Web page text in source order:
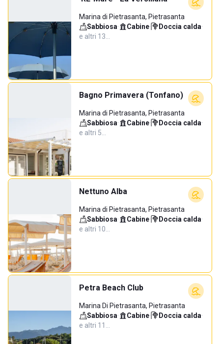
Marina di Pietrasanta, Pietrasanta
Sabbiosa· Cabine· Doccia calda·
e altri 13…
Bagno Primavera (Tonfano)
Marina di Pietrasanta, Pietrasanta
Sabbiosa· Cabine· Doccia calda·
e altri 5…
Nettuno Alba
Marina di Pietrasanta, Pietrasanta
Sabbiosa· Cabine· Doccia calda·
e altri 10…
Petra Beach Club
Marina Di Pietrasanta, Pietrasanta
Sabbiosa· Cabine· Doccia calda·
e altri 11…